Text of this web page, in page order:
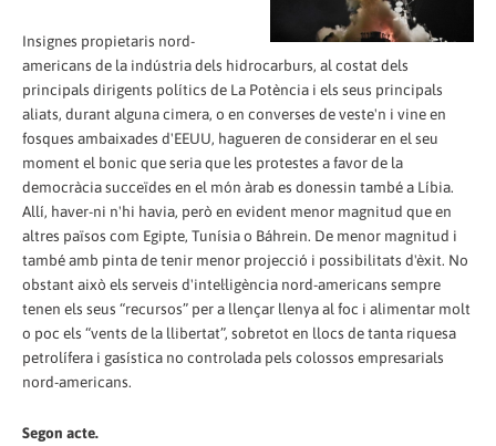
Insignes propietaris nord-
americans de la indústria dels hidrocarburs, al costat dels
principals dirigents polítics de La Potència i els seus principals
aliats, durant alguna cimera, o en converses de veste'n i vine en
fosques ambaixades d'EEUU, hagueren de considerar en el seu
moment el bonic que seria que les protestes a favor de la
democràcia succeïdes en el món àrab es donessin també a Líbia.
Allí, haver-ni n'hi havia, però en evident menor magnitud que en
altres països com Egipte, Tunísia o Báhrein. De menor magnitud i
també amb pinta de tenir menor projecció i possibilitats d'èxit. No
obstant això els serveis d'intel·ligència nord-americans sempre
tenen els seus “recursos” per a llençar llenya al foc i alimentar molt
o poc els “vents de la llibertat”, sobretot en llocs de tanta riquesa
petrolífera i gasística no controlada pels colossos empresarials
nord-americans.
Segon acte.